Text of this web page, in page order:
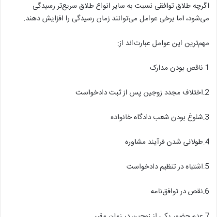
اگرچه طلاق توافقی نسبت به سایر انواع طلاق سریع‌تر رسیدگی
می‌شود، اما برخی عوامل می‌توانند زمان رسیدگی را افزایش دهند.
مهم‌ترین این عوامل عبارت‌اند از:
1.ناقص بودن مدارک
2.اختلاف مجدد زوجین پس از ثبت دادخواست
3.شلوغ بودن شعب دادگاه خانواده
4.طولانی شدن فرآیند مشاوره
5.اشتباه در تنظیم دادخواست
6.نقص در توافق‌نامه